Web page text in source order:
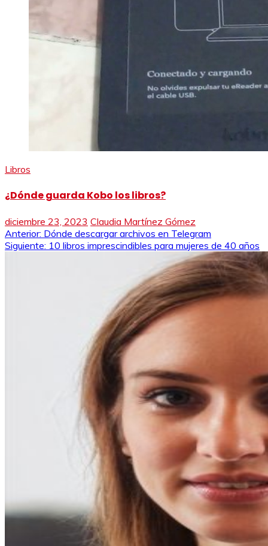
Libros
¿Dónde guarda Kobo los libros?
diciembre 23, 2023 Claudia Martínez Gómez
Navegación
Anterior: Dónde descargar archivos en Telegram
Siguiente: 10 libros imprescindibles para mujeres de 40 años